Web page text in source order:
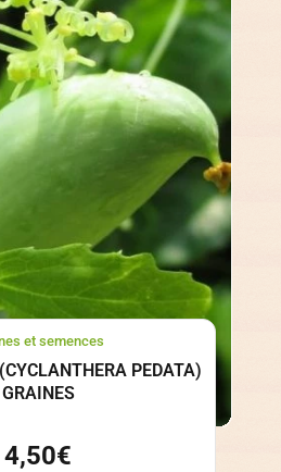
et semences
PEDATA)
GRAINES
4,50€